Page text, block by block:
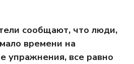
сообщают, что люди,
времени на
упражнения, все равно